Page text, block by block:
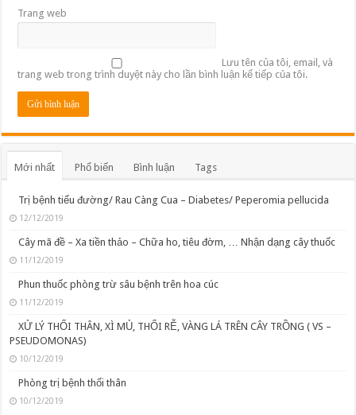
Trang web
Lưu tên của tôi, email, và
trang web trong trình duyệt này cho lần bình luận kế tiếp của tôi.
Mới nhất Phổ biến Bình luận Tags
Trị bệnh tiểu đường/ Rau Càng Cua – Diabetes/ Peperomia pellucida
12/12/2019
Cây mã đề – Xa tiền thảo – Chữa ho, tiêu đờm, … Nhận dạng cây thuốc
11/12/2019
Phun thuốc phòng trừ sâu bệnh trên hoa cúc
11/12/2019
XỬ LÝ THỐI THÂN, XÌ MỦ, THỐI RỄ, VÀNG LÁ TRÊN CÂY TRỒNG ( VS –
PSEUDOMONAS)
10/12/2019
Phòng trị bệnh thối thân
10/12/2019